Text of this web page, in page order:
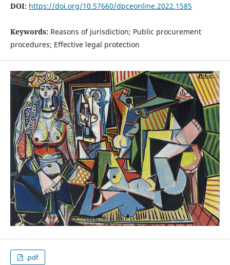
DOI: https://doi.org/10.57660/dpceonline.2022.1585
Keywords: Reasons of jurisdiction; Public procurement
procedures; Effective legal protection
.pdf